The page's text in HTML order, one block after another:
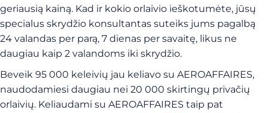
geriausią kainą. Kad ir kokio orlaivio ieškotumėte, jūsų
specialus skrydžio konsultantas suteiks jums pagalbą
24 valandas per parą, 7 dienas per savaitę, likus ne
daugiau kaip 2 valandoms iki skrydžio.
Beveik 95 000 keleivių jau keliavo su AEROAFFAIRES,
naudodamiesi daugiau nei 20 000 skirtingų privačių
orlaivių. Keliaudami su AEROAFFAIRES taip pat